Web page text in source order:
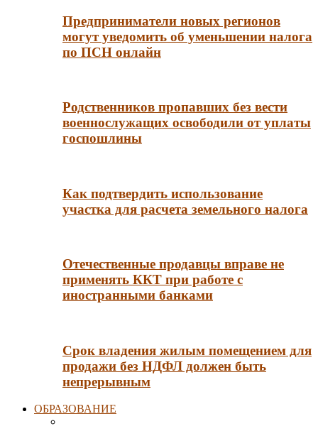
Предприниматели новых регионов
могут уведомить об уменьшении налога
по ПСН онлайн
Родственников пропавших без вести
военнослужащих освободили от уплаты
госпошлины
Как подтвердить использование
участка для расчета земельного налога
Отечественные продавцы вправе не
применять ККТ при работе с
иностранными банками
Срок владения жилым помещением для
продажи без НДФЛ должен быть
непрерывным
ОБРАЗОВАНИЕ